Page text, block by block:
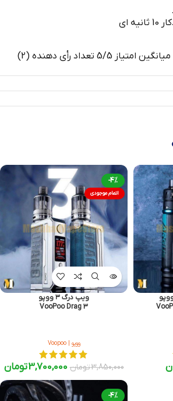
ای
میانگین امتیاز 5/5 تعداد رأی دهنده (2)
-4%
اتمام موجودی
ویپ درگ ۳ ووپو
VooPoo Drag 3
ووپو | Voopoo
3,850,000تومان 3,700,000تومان
-4%